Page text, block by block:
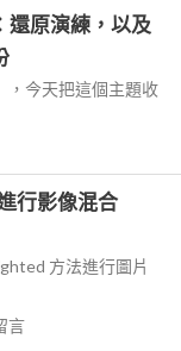
還原演練，以及
，今天把這個主題收
行影像混合
方法進行圖片
言